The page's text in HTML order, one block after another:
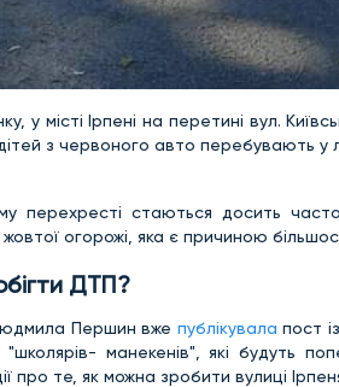
у місті Ірпені на перетині вул.
з червоного авто перебувають у
перехресті стаються досить
огорожі, яка є причиною
ДТП?
Першин вже публікувала пост
"школярів- манекенів", які будуть
про те, як можна зробити вулиці